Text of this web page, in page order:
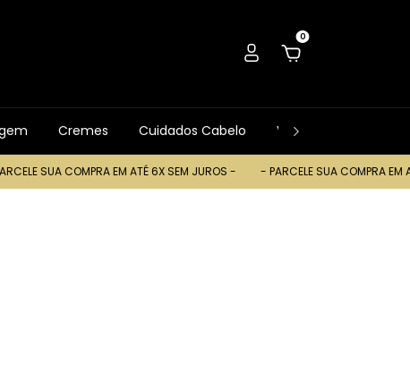
0
Cremes Cuidados Cabelo Ver Tudo
COMPRA EM ATÉ 6X SEM JUROS - - PARCELE SUA COMPRA EM ATÉ 6X